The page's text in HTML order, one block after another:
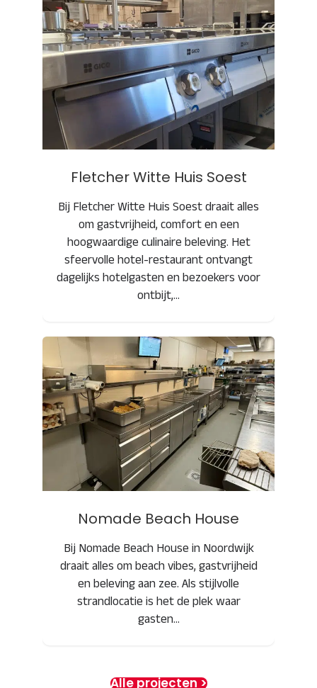
Fletcher Witte Huis Soest
Fletcher Witte Huis Soest
Bij Fletcher Witte Huis Soest draait alles
om gastvrijheid, comfort en een
hoogwaardige culinaire beleving. Het
sfeervolle hotel-restaurant ontvangt
dagelijks hotelgasten en bezoekers voor
ontbijt,…
Nomade Beach House
Nomade Beach House
Bij Nomade Beach House in Noordwijk
draait alles om beach vibes, gastvrijheid
en beleving aan zee. Als stijlvolle
strandlocatie is het de plek waar
gasten…
Alle projecten >